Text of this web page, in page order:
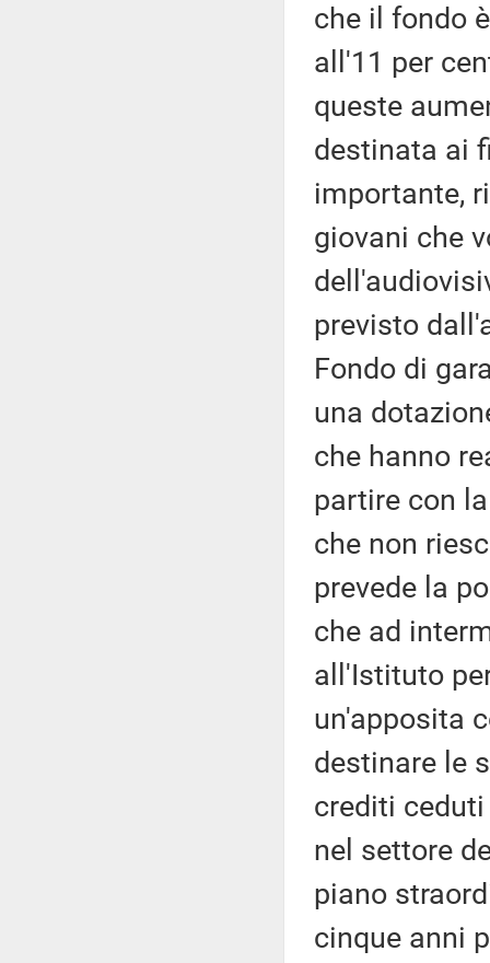
che il fondo
all'11 per
queste
destinata ai
importante,
giovani che
previsto
Fondo di
una
che hanno
partire con
che non
prevede la
che ad
all'Istituto
un'apposita
destinare le
crediti
nel settore
piano
cinque anni